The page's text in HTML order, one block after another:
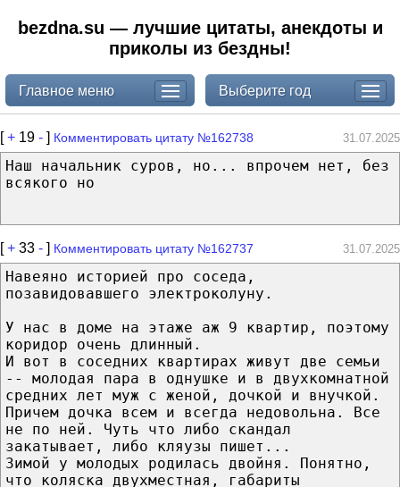
bezdna.su — лучшие цитаты, анекдоты и
приколы из бездны!
Главное меню Выберите год
[+ 19 - ] Комментировать цитату №162738 31.07.2025
Наш начальник суров, но... впрочем нет, без
всякого но
[+ 33 - ] Комментировать цитату №162737 31.07.2025
Навеяно историей про соседа,
позавидовавшего электроколуну.
У нас в доме на этаже аж 9 квартир, поэтому
коридор очень длинный.
И вот в соседних квартирах живут две семьи
-- молодая пара в однушке и в двухкомнатной
средних лет муж с женой, дочкой и внучкой.
Причем дочка всем и всегда недовольна. Все
не по ней. Чуть что либо скандал
закатывает, либо кляузы пишет...
Зимой у молодых родилась двойня. Понятно,
что коляска двухместная, габариты